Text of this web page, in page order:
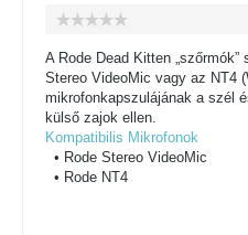
A Rode Dead Kitten
Stereo VideoMic vagy az NT4
mikrofonkapszulájának a szél
külső zajok ellen.
Kompatibilis Mikrofonok
• Rode Stereo VideoMic
• Rode NT4